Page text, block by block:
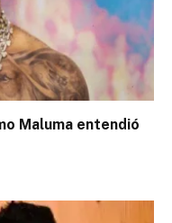
Maluma entendió